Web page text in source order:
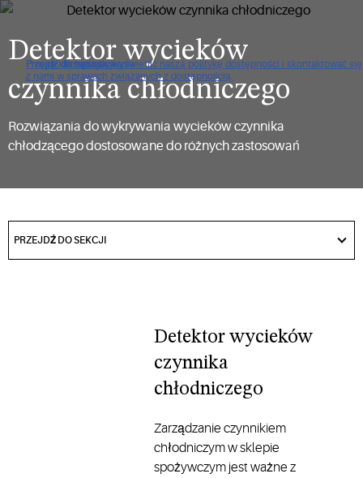
Proszę kliknąć, aby wyświetlić naszą politykę dostępności i skontaktować się
z nami w sprawach związanych z dostępnością.
Przejdź do nawigacji
Przejdź do treści
Przejdź do wyszukiwania
Detektor wycieków
czynnika chłodniczego
Rozwiązania do wykrywania wycieków czynnika
chłodzącego dostosowane do różnych zastosowań
toPRZEJDŹ DO SEKCJI
Detektor wycieków
czynnika
chłodniczego
Zarządzanie czynnikiem
chłodniczym w sklepie
spożywczym jest ważne z